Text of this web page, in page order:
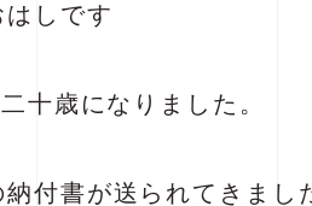
しです
十歳になりました。
付書が送られてきまし